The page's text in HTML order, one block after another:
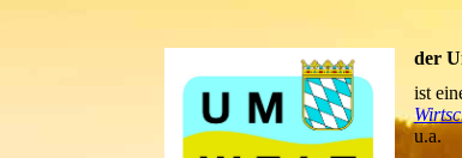
der
ist
u.a.